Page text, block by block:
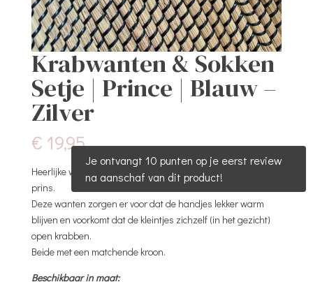
Krabwanten & Sokken
Setje | Prince | Blauw –
Zilver
€ 19,95
Heerlijke warme krabwanten en sokken voor je pasgeboren
prins.
Deze wanten zorgen er voor dat de handjes lekker warm
blijven en voorkomt dat de kleintjes zichzelf (in het gezicht)
open krabben.
Beide met een matchende kroon.
Beschikbaar in maat:
Je ontvangt 10 punten op je eerst review
na aanschaf van dit product!